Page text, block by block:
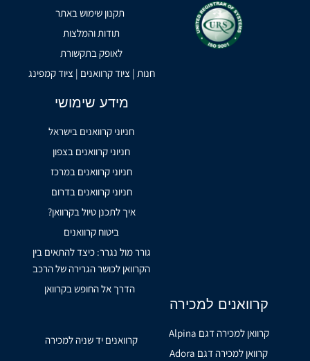
תקנון שימוש באתר
תודות והמלצות
לאופק בתקשורת
חנות | ציוד קרוואנים | ציוד קמפינג
מידע שימושי
חניוני קרוואנים בישראל
חניוני קרוואנים בצפון
חניוני קרוואנים במרכז
חניוני קרוואנים בדרום
איך לתכנן טיול בקרוואן?
ביטוח קרוואנים
גורר מול נגרר: כיצד להתאים בין
הקרוואן לכושר הגרירה של הרכב
הדרך אל החופש בקרוואן
קרוואנים למכירה
קרוואן למכירה דגם Alpina
קרוואן למכירה דגם Adora
קרוואנים יד שניה למכירה